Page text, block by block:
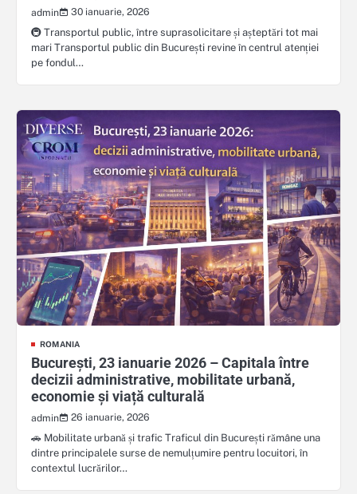
admin
30 ianuarie, 2026
🚇 Transportul public, între suprasolicitare și așteptări tot mai
mari Transportul public din București revine în centrul atenției
pe fondul…
ROMANIA
București, 23 ianuarie 2026 – Capitala între
decizii administrative, mobilitate urbană,
economie și viață culturală
admin
26 ianuarie, 2026
🚗 Mobilitate urbană și trafic Traficul din București rămâne una
dintre principalele surse de nemulțumire pentru locuitori, în
contextul lucrărilor…